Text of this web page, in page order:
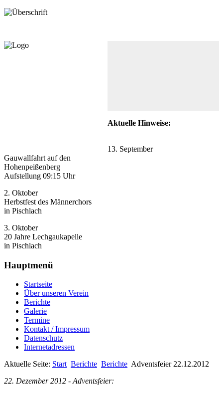
Aktuelle Hinweise:
13. September
Gauwallfahrt auf den
Hohenpeißenberg
Aufstellung 09:15 Uhr
2. Oktober
Herbstfest des Männerchors
in Pischlach
3. Oktober
20 Jahre Lechgaukapelle
in Pischlach
Hauptmenü
Startseite
Über unseren Verein
Berichte
Galerie
Termine
Kontakt / Impressum
Datenschutz
Internetadressen
Aktuelle Seite: Start Berichte Berichte Adventsfeier 22.12.2012
22. Dezember 2012 - Adventsfeier: